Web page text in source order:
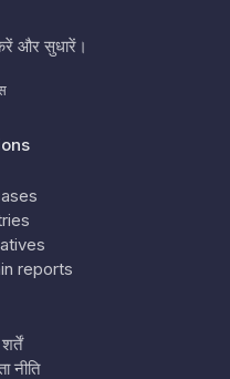
और सुधारें।
reports
नीति